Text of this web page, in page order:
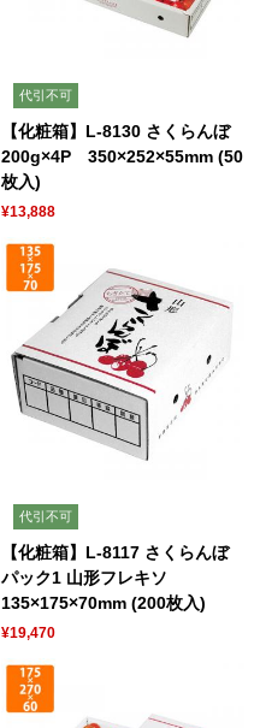
代引不可
【化粧箱】L-8130 さくらんぼ
200g×4P 350×252×55mm (50
枚入)
¥13,888
代引不可
【化粧箱】L-8117 さくらんぼ
パック1 山形フレキソ
135×175×70mm (200枚入)
¥19,470